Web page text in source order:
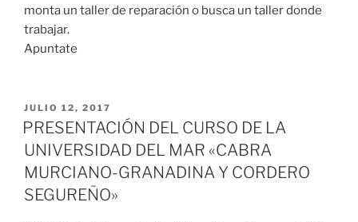
monta un taller de reparación o busca un taller donde
trabajar.
Apuntate
JULIO 12, 2017
PRESENTACIÓN DEL CURSO DE LA
UNIVERSIDAD DEL MAR «CABRA
MURCIANO-GRANADINA Y CORDERO
SEGUREÑO»